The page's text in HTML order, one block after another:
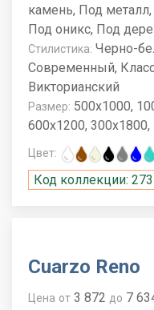
камень, Под
Под оникс, Под
Стилистика: Черно-
Современный,
Викторианский
Размер: 500x1000,
600x1200,
Цвет:
Код коллекции:
Cuarzo Reno
Цена от 3 872 до 7